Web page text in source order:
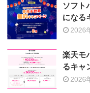
ソフト
になる
2026
楽天モ
るキャ
2026